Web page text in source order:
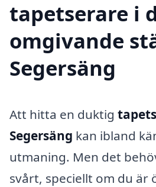
tapetserare i
omgivande
Segersäng
Att hitta en duktig
Segersäng kan ibland
utmaning. Men det
svårt, speciellt om du är